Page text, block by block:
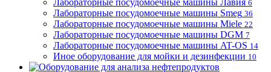
Лабораторные посудомоечные машины Лавия 6
Лабораторные посудомоечные машины Smeg 36
Лабораторные посудомоечные машины Miele 22
Лабораторные посудомоечные машины DGM 7
Лабораторные посудомоечные машины AT-OS 14
Иное оборудование для мойки и дезинфекции 10